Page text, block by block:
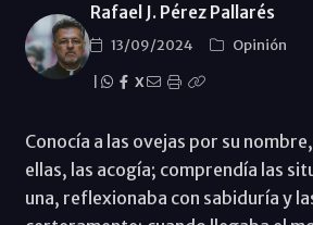
Rafael J. Pérez Pallarés
13/09/2024
Opinión
X
Conocía a las ovejas por su
ellas, las acogía; comprendía las
una, reflexionaba con sabiduría y